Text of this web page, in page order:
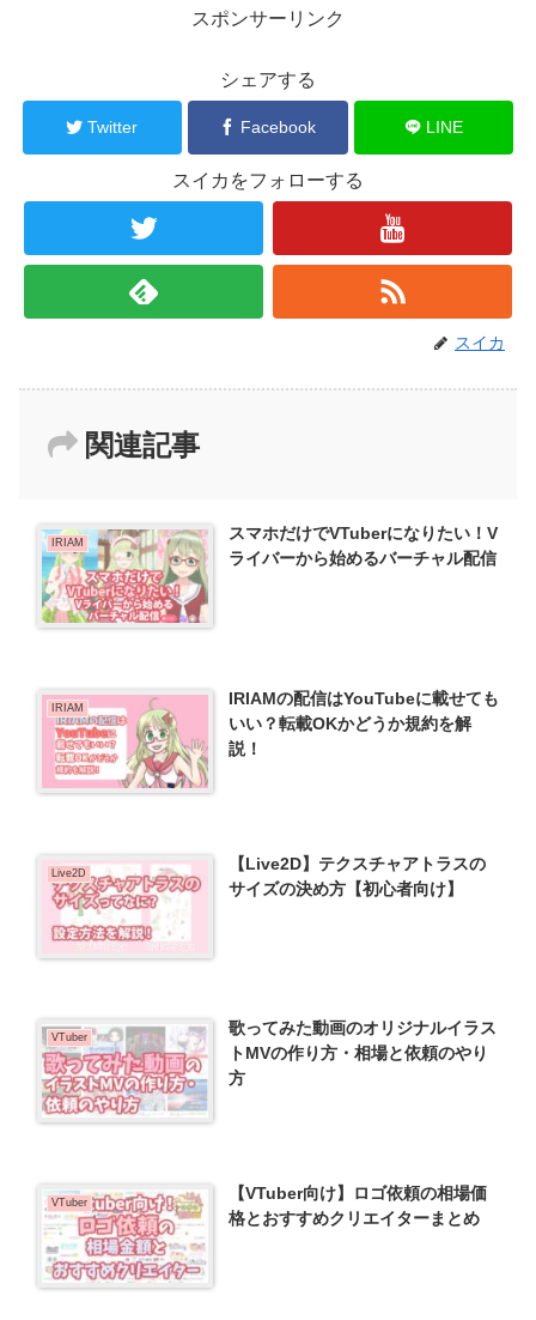
スポンサーリンク
シェアする
Twitter Facebook LINE
スイカをフォローする
スイカ
関連記事
IRIAM
スマホだけでVTuberになりたい！V
ライバーから始めるバーチャル配信
IRIAM
IRIAMの配信はYouTubeに載せても
いい？転載OKかどうか規約を解
説！
Live2D
【Live2D】テクスチャアトラスの
サイズの決め方【初心者向け】
VTuber
歌ってみた動画のオリジナルイラス
トMVの作り方・相場と依頼のやり
方
VTuber
【VTuber向け】ロゴ依頼の相場価
格とおすすめクリエイターまとめ